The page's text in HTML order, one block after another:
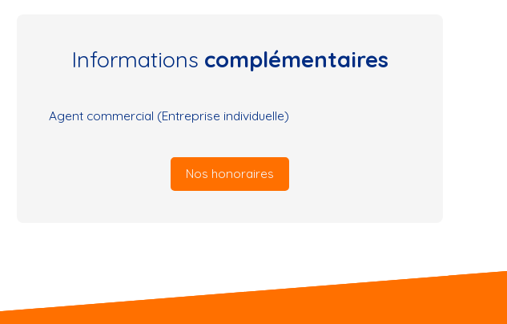
Informations complémentaires
Agent commercial (Entreprise individuelle)
Nos honoraires